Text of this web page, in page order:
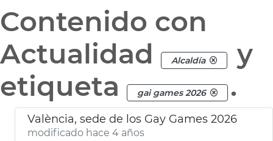
Contenido con
Actualidad
Alcaldía
y
etiqueta
gai games 2026 .
València, sede de los Gay Games 2026
modificado hace 4 años